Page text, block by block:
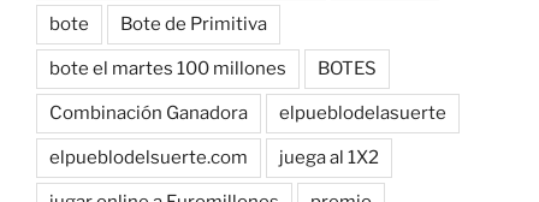
bote Bote de Primitiva
bote el martes 100 millones BOTES
Combinación Ganadora elpueblodelasuerte
elpueblodelsuerte.com juega al 1X2